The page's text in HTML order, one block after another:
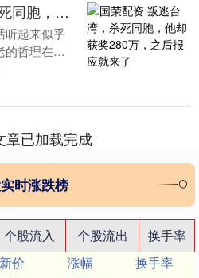
国荣配资 叛逃台湾，杀死同胞，他却获奖280万，之后报应就来了
听起来似乎
的哲理在告
的能够应
章已加载完成
时涨跌榜
个股流入 个股流出
换手率
价 涨幅
换手率